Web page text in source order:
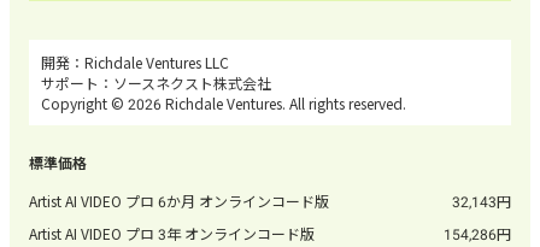
Richdale Ventures LLC
ソースネクスト株式会社
Copyright © 2026 Richdale Ventures. All rights reserved.
Artist AI VIDEO プロ 6か月 オンラインコード版
32,143
Artist AI VIDEO プロ 3年 オンラインコード版
154,286